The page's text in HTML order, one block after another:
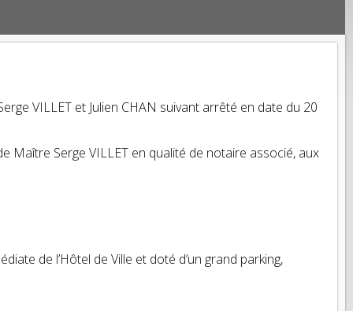
VILLET et Julien CHAN suivant arrêté en date du 20
Maître Serge VILLET en qualité de notaire associé, aux
de l’Hôtel de Ville et doté d’un grand parking,